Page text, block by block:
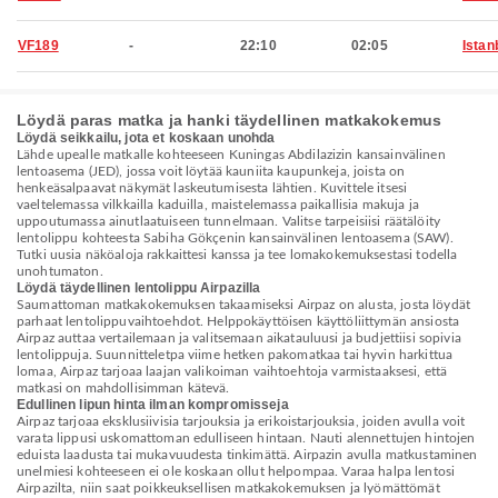
VF189 - 22:10 02:05
Löydä paras matka ja hanki täydellinen matkakokemus
Löydä seikkailu, jota et koskaan unohda
Lähde upealle matkalle kohteeseen Kuningas Abdilazizin kansainvälinen
lentoasema (JED), jossa voit löytää kauniita kaupunkeja, joista on
henkeäsalpaavat näkymät laskeutumisesta lähtien. Kuvittele itsesi
vaeltelemassa vilkkailla kaduilla, maistelemassa paikallisia makuja ja
uppoutumassa ainutlaatuiseen tunnelmaan. Valitse tarpeisiisi räätälöity
lentolippu kohteesta Sabiha Gökçenin kansainvälinen lentoasema (SAW).
Tutki uusia näköaloja rakkaittesi kanssa ja tee lomakokemuksestasi todella
unohtumaton.
Löydä täydellinen lentolippu Airpazilla
Saumattoman matkakokemuksen takaamiseksi Airpaz on alusta, josta löydät
parhaat lentolippuvaihtoehdot. Helppokäyttöisen käyttöliittymän ansiosta
Airpaz auttaa vertailemaan ja valitsemaan aikatauluusi ja budjettiisi sopivia
lentolippuja. Suunnitteletpa viime hetken pakomatkaa tai hyvin harkittua
lomaa, Airpaz tarjoaa laajan valikoiman vaihtoehtoja varmistaaksesi, että
matkasi on mahdollisimman kätevä.
Edullinen lipun hinta ilman kompromisseja
Airpaz tarjoaa eksklusiivisia tarjouksia ja erikoistarjouksia, joiden avulla voit
varata lippusi uskomattoman edulliseen hintaan. Nauti alennettujen hintojen
eduista laadusta tai mukavuudesta tinkimättä. Airpazin avulla matkustaminen
unelmiesi kohteeseen ei ole koskaan ollut helpompaa. Varaa halpa lentosi
Airpazilta, niin saat poikkeuksellisen matkakokemuksen ja lyömättömät